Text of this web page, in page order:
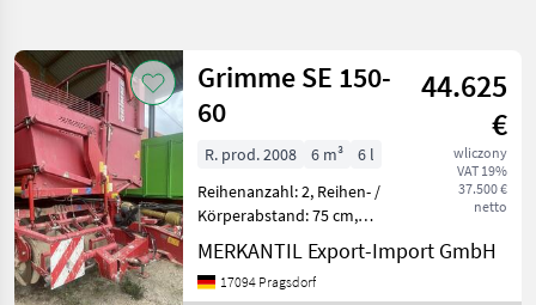
Grimme SE 150-
60
44.625
€
wliczony
VAT 19%
37.500 €
netto
R. prod. 2008 6 m³
6 l
Reihenanzahl: 2, Reihen- /
Körperabstand: 75 cm,
Reihenanzahl (2-reihig),
Beleuchtung/Warntafeln,
Dammdruckrolle /
MERKANTIL Export-Import GmbH
17094 Pragsdorf